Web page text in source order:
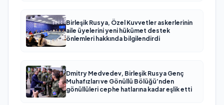
Birleşik Rusya, Özel Kuvvetler askerlerinin
aile üyelerini yeni hükümet destek
önlemleri hakkında bilgilendirdi
Dmitry Medvedev, Birleşik Rusya Genç
Muhafızları ve Gönüllü Bölüğü’nden
gönüllüleri cephe hatlarına kadar eşlik etti